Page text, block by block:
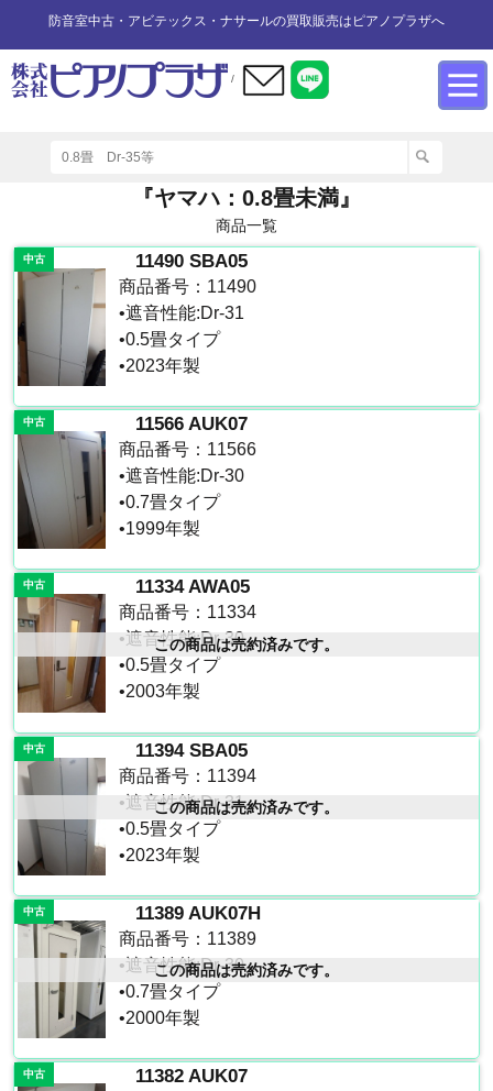
防音室中古・アビテックス・ナサールの買取販売はピアノプラザへ
/
ユニットタイプ
オーダータイプ
展示品リスト
アビテックス0.5畳～2畳未満
アビテックス2畳～3畳未満
アビテックス3畳～
その他防音室
かんたん在庫検索
売約済みリスト
防音室WEB買取
防音室LINE買取
防音室設置のアドバイス
防音室内へのピアノの設置
設置する床への配慮
設置スペースの採寸方法
エアコンの設置方法
遮音性能の違いを体験
商品の購入について
店舗までの案内地図
『ヤマハ：0.8畳未満』
商品一覧
中古 11490 SBA05
商品番号：11490
•遮音性能:Dr-31
•0.5畳タイプ
•2023年製
中古 11566 AUK07
商品番号：11566
•遮音性能:Dr-30
•0.7畳タイプ
•1999年製
この商品は売約済みです。
中古 11334 AWA05
商品番号：11334
•遮音性能:Dr-30
•0.5畳タイプ
•2003年製
この商品は売約済みです。
中古 11394 SBA05
商品番号：11394
•遮音性能:Dr-31
•0.5畳タイプ
•2023年製
この商品は売約済みです。
中古 11389 AUK07H
商品番号：11389
•遮音性能:Dr-30
•0.7畳タイプ
•2000年製
中古 11382 AUK07